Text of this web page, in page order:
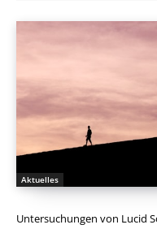
Aktuelles
Untersuchungen von Lucid